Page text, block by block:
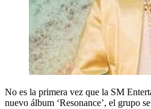
No es la primera vez que la SM
nuevo álbum ‘Resonance’, el grupo